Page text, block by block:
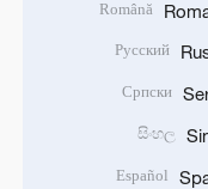
Română
Русский
Српски
සිංහල
Español